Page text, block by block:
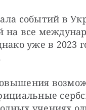
событий в
на все
уже в 2023